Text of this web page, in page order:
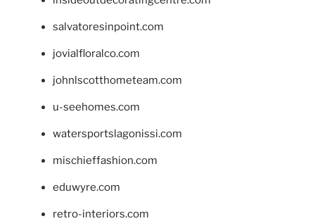
salvatoresinpoint.com
jovialfloralco.com
johnlscotthometeam.com
u-seehomes.com
watersportslagonissi.com
mischieffashion.com
eduwyre.com
retro-interiors.com